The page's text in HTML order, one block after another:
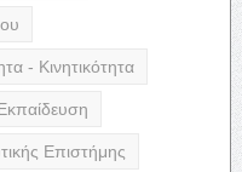
- Κινητικότητα
Επιστήμης